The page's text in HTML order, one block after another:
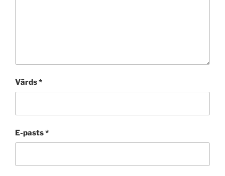
Vārds*
E-pasts*